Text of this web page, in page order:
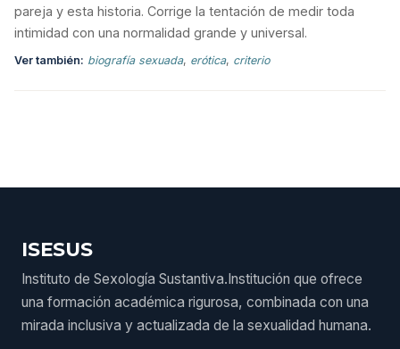
pareja y esta historia. Corrige la tentación de medir toda
intimidad con una normalidad grande y universal.
Ver también: biografía sexuada, erótica, criterio
ISESUS
Instituto de Sexología Sustantiva.Institución que ofrece
una formación académica rigurosa, combinada con una
mirada inclusiva y actualizada de la sexualidad humana.